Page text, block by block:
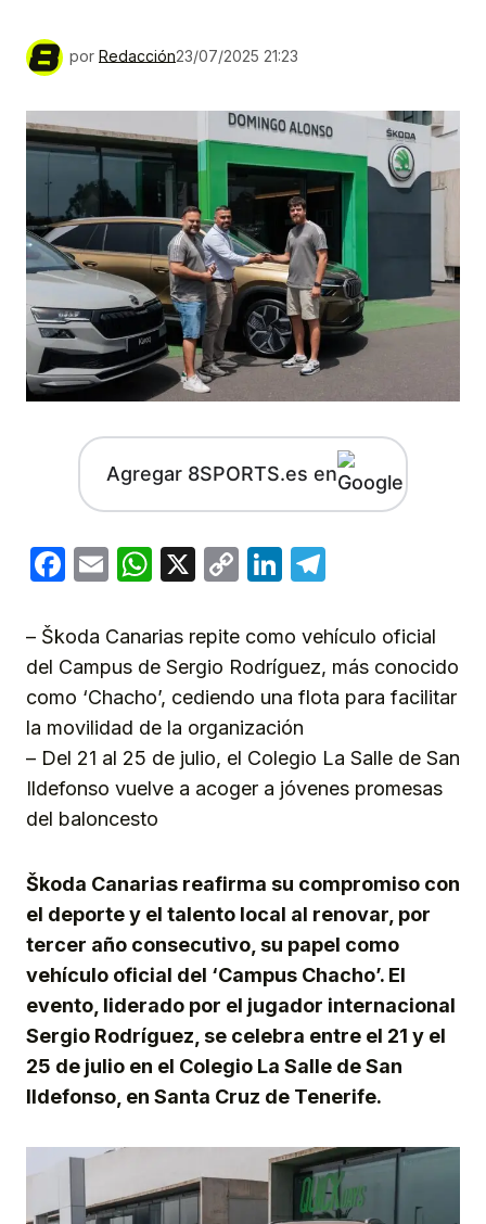
por Redacción23/07/2025 21:23
Agregar 8SPORTS.es en
Facebook
EmailWhatsApp
X
CopyLinkedIn
– Škoda Canarias repite como vehículo oficial
del Campus de Sergio Rodríguez, más conocido
como ‘Chacho’, cediendo una flota para facilitar
la movilidad de la organización
– Del 21 al 25 de julio, el Colegio La Salle de San
Ildefonso vuelve a acoger a jóvenes promesas
del baloncesto
Škoda Canarias reafirma su compromiso con
el deporte y el talento local al renovar, por
tercer año consecutivo, su papel como
vehículo oficial del ‘Campus Chacho’. El
evento, liderado por el jugador internacional
Sergio Rodríguez, se celebra entre el 21 y el
25 de julio en el Colegio La Salle de San
Ildefonso, en Santa Cruz de Tenerife.